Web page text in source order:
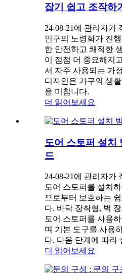
잡기 쉽고 조작하
24-08-21에 관리자가
인구의 노령화가 진
한 안전하고 쾌적한
이 점점 더 중요해지
서 자주 사용되는 가
디자인은 가구의 생
을 미칩니다.
더 읽어보세요
도어 스토퍼 설치
드
24-08-21에 관리자가
도어 스토퍼를 설치
으로부터 보호하는
다. 바닥 장착형, 벽
도어 스토퍼를 사용
며 기본 도구를 사용
다. 다음 단계에 따라
더 읽어보세요